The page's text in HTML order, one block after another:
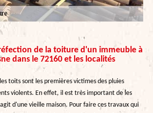
de la toiture d'un immeuble à
dans le 72160 et les localités
toits sont les premières victimes des pluies
violents. En effet, il est très important de les
d'une vieille maison. Pour faire ces travaux qui